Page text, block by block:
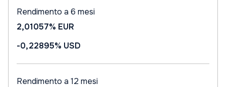
Rendimento a 6 mesi
2,01057% EUR
-0,22895% USD
Rendimento a 12 mesi